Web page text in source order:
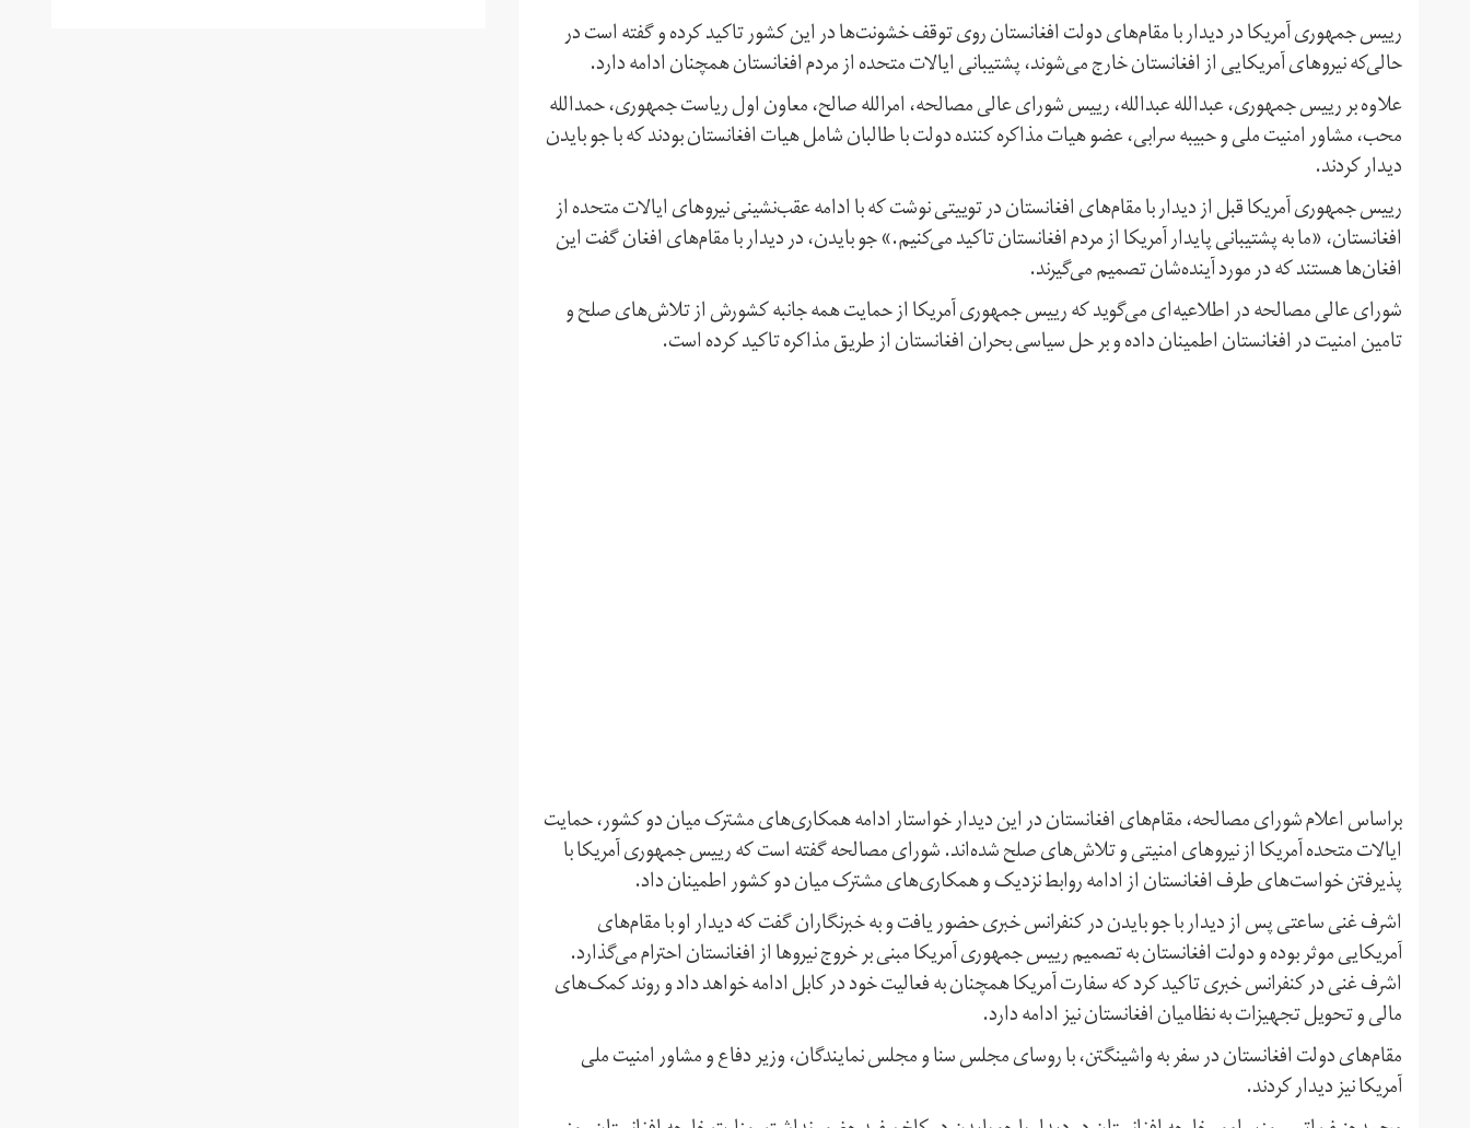
رییس جمهوری آمریکا در دیدار با مقام‌های دولت افغانستان روی توقف خشونت‌ها در این کشور تاکید کرده و گفته است در
حالی‌که نیروهای آمریکایی از افغانستان خارج می‌شوند، پشتیبانی ایالات متحده از مردم افغانستان همچنان ادامه دارد.
علاوه بر رییس جمهوری، عبدالله عبدالله، رییس شورای عالی مصالحه، امرالله صالح، معاون اول ریاست جمهوری، حمدالله
محب، مشاور امنیت ملی و حبیبه سرابی، عضو هیات مذاکره کننده دولت با طالبان شامل هیات افغانستان بودند که با جو بایدن
دیدار کردند.
رییس جمهوری آمریکا قبل از دیدار با مقام‌های افغانستان در توییتی نوشت که با ادامه عقب‌نشینی نیروهای ایالات متحده از
افغانستان، «ما به پشتیبانی پایدار آمریکا از مردم افغانستان تاکید می‌کنیم.» جو بایدن، در دیدار با مقام‌های افغان گفت این
افغان‌ها هستند که در مورد آینده‌‌شان تصمیم می‌گیرند.
شورای عالی مصالحه در اطلاعیه‌ای می‌گوید که رییس جمهوری آمریکا از حمایت همه جانبه کشورش از تلاش‌های صلح و
تامین امنیت در افغانستان اطمینان داده و بر حل سیاسی بحران افغانستان از طریق مذاکره تاکید کرده است.
براساس اعلام شورای مصالحه، مقام‌های افغانستان در این دیدار خواستار ادامه‌ همکاری‌های مشترک میان دو کشور، حمایت‌
ایالات متحده‌ آمریکا از نیروهای امنیتی و تلاش‌های صلح شده‌اند. شورای مصالحه گفته است که رییس جمهوری آمریکا با
پذیرفتن خواست‌های طرف افغانستان از ادامه روابط نزدیک و همکاری‌های مشترک میان دو کشور اطمینان داد.
اشرف غنی ساعتی پس از دیدار با جو بایدن در کنفرانس خبری حضور یافت و به خبرنگاران گفت که دیدار او با مقام‌های
آمریکایی موثر بوده و دولت افغانستان به تصمیم رییس جمهوری آمریکا مبنی بر خروج نیروها از افغانستان احترام می‌گذارد.
اشرف غنی در کنفرانس خبری تاکید کرد که سفارت آمریکا همچنان به فعالیت خود در کابل ادامه خواهد داد و روند کمک‌های
مالی و تحویل تجهیزات به نظامیان افغانستان نیز ادامه دارد.
مقام‌های دولت افغانستان در سفر به واشینگتن، با روسای مجلس سنا و مجلس نمایندگان، وزیر دفاع و مشاور امنیت ملی
آمریکا نیز دیدار کردند.